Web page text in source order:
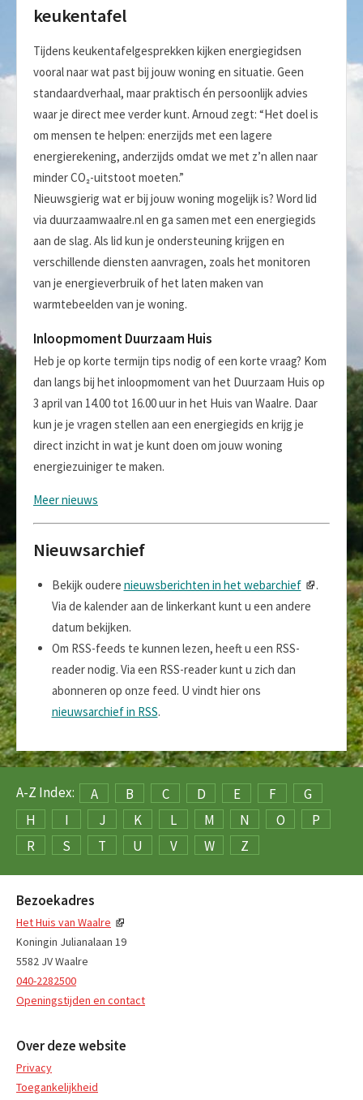
keukentafel
Tijdens keukentafelgesprekken kijken energiegidsen
vooral naar wat past bij jouw woning en situatie. Geen
standaardverhaal, maar praktisch én persoonlijk advies
waar je direct mee verder kunt. Arnoud zegt: “Het doel is
om mensen te helpen: enerzijds met een lagere
energierekening, anderzijds omdat we met z’n allen naar
minder CO₂-uitstoot moeten.”
Nieuwsgierig wat er bij jouw woning mogelijk is? Word lid
via duurzaamwaalre.nl en ga samen met een energiegids
aan de slag. Als lid kun je ondersteuning krijgen en
verschillende diensten aanvragen, zoals het monitoren
van je energieverbruik of het laten maken van
warmtebeelden van je woning.
Inloopmoment Duurzaam Huis
Heb je op korte termijn tips nodig of een korte vraag? Kom
dan langs bij het inloopmoment van het Duurzaam Huis op
3 april van 14.00 tot 16.00 uur in het Huis van Waalre. Daar
kun je je vragen stellen aan een energiegids en krijg je
direct inzicht in wat je kunt doen om jouw woning
energiezuiniger te maken.
Meer nieuws
Nieuwsarchief
Bekijk oudere nieuwsberichten in het webarchief
.
Via de kalender aan de linkerkant kunt u een andere
datum bekijken.
Om RSS-feeds te kunnen lezen, heeft u een RSS-
reader nodig. Via een RSS-reader kunt u zich dan
abonneren op onze feed. U vindt hier ons
nieuwsarchief in RSS.
A-Z Index: A B C D E F
G
H
I J K L M N O
P
R
S T U V W Z
Bezoekadres
Het Huis van Waalre
Koningin Julianalaan 19
5582 JV Waalre
040-2282500
Openingstijden en contact
Over deze website
Privacy
Toegankelijkheid